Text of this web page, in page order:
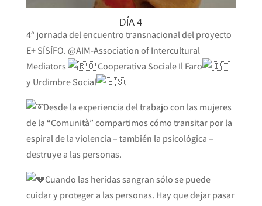
DÍA 4
4ª jornada del encuentro transnacional del proyecto
E+ SÍSÍFO. @AIM-Association of Intercultural
Mediators
Cooperativa Sociale Il Faro
y Urdimbre Social
.
Desde la experiencia del trabajo con las mujeres
de la “Comunità” compartimos cómo transitar por la
espiral de la violencia – también la psicológica –
destruye a las personas.
Cuando las heridas sangran sólo se puede
cuidar y proteger a las personas. Hay que dejar pasar